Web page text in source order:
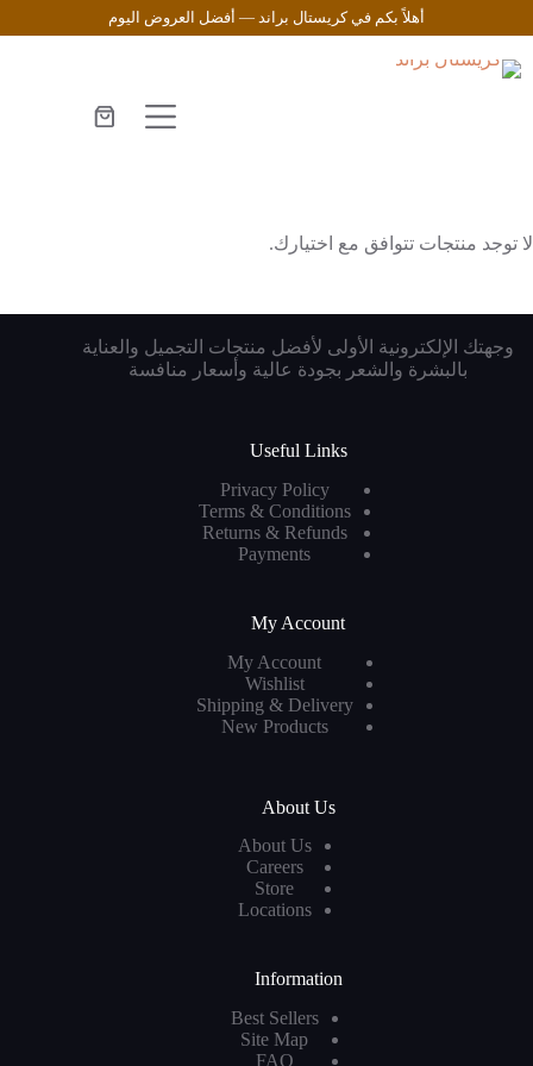
إلى
المحتوى
أهلاً بكم في كريستال براند — أفضل العروض اليوم
عربة
لا توجد منتجات تتوافق مع اختيارك.
وجهتك الإلكترونية الأولى لأفضل منتجات التجميل والعناية
بالبشرة والشعر بجودة عالية وأسعار منافسة
Useful Links
Privacy Policy
Terms & Conditions
Returns & Refunds
Payments
My Account
My Account
Wishlist
Shipping & Delivery
New Products
About Us
About Us
Careers
Store
Locations
Information
Best Sellers
Site Map
FAQ